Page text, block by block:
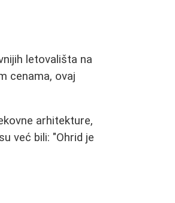
letovališta na
cenama, ovaj
arhitekture,
već bili: "Ohrid je